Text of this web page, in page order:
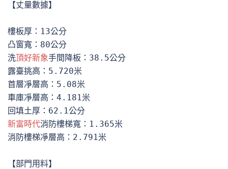
【丈量數據】
樓板厚：13公分
凸窗寬：80公分
洗頂好新象手間降板：38.5公分
露臺挑高：5.720米
首層凈層高：5.08米
車庫凈層高：4.181米
新富時代消防樓梯寬：1.365米
消防樓梯凈層高：2.791米
【部門用料】